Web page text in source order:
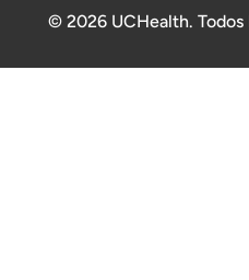
© 2026 UCHealth. Todos